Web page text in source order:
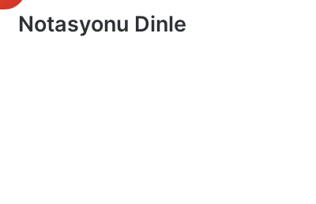
Notasyonu Dinle